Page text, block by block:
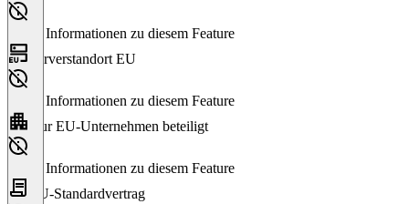
Keine Informationen zu diesem Feature
Serverstandort EU
Keine Informationen zu diesem Feature
Nur EU-Unternehmen beteiligt
Keine Informationen zu diesem Feature
EU-Standardvertrag